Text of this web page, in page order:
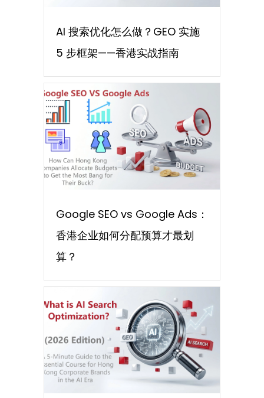
AI 搜索优化怎么做？GEO 实施
5 步框架——香港实战指南
Google SEO vs Google Ads：
香港企业如何分配预算才最划
算？